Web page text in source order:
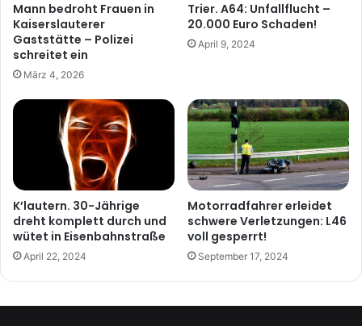
Mann bedroht Frauen in
Kaiserslauterer
Gaststätte – Polizei
schreitet ein
März 4, 2026
Trier. A64: Unfallflucht –
20.000 Euro Schaden!
April 9, 2024
K’lautern. 30-Jährige
dreht komplett durch und
wütet in Eisenbahnstraße
April 22, 2024
Motorradfahrer erleidet
schwere Verletzungen: L46
voll gesperrt!
September 17, 2024